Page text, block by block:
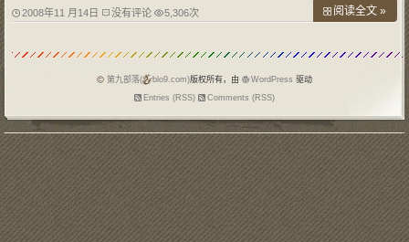
曾是一对恋人而心中不是味儿。圣诞节来临
生父相认，要姜移居到美国，在离开
2008年11 月14日 没有评论 5,306次 阅读全文 »
第九部落( blo9.com)版权所有，由 WordPress 驱动
Entries (RSS)
Comments (RSS)